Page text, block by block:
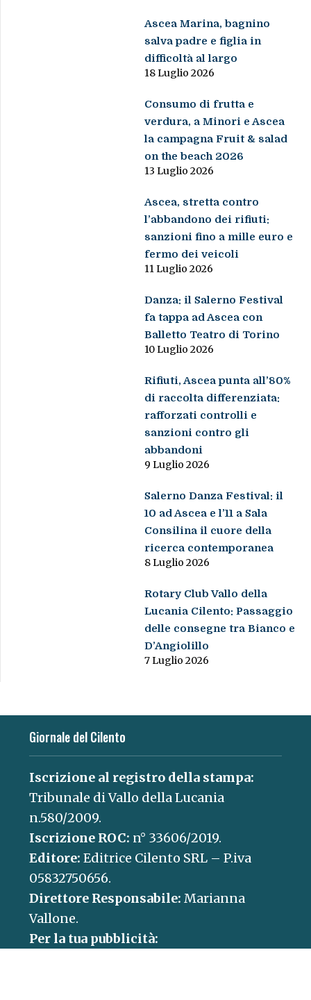
Ascea Marina, bagnino
salva padre e figlia in
difficoltà al largo
18 Luglio 2026
Consumo di frutta e
verdura, a Minori e Ascea
la campagna Fruit & salad
on the beach 2026
13 Luglio 2026
Ascea, stretta contro
l’abbandono dei rifiuti:
sanzioni fino a mille euro e
fermo dei veicoli
11 Luglio 2026
Danza: il Salerno Festival
fa tappa ad Ascea con
Balletto Teatro di Torino
10 Luglio 2026
Rifiuti, Ascea punta all’80%
di raccolta differenziata:
rafforzati controlli e
sanzioni contro gli
abbandoni
9 Luglio 2026
Salerno Danza Festival: il
10 ad Ascea e l’11 a Sala
Consilina il cuore della
ricerca contemporanea
8 Luglio 2026
Rotary Club Vallo della
Lucania Cilento: Passaggio
delle consegne tra Bianco e
D’Angiolillo
7 Luglio 2026
Giornale del Cilento
Iscrizione al registro della stampa:
Tribunale di Vallo della Lucania
n.580/2009.
Iscrizione ROC: n° 33606/2019.
Editore: Editrice Cilento SRL – P.iva
05832750656.
Direttore Responsabile: Marianna
Vallone.
Per la tua pubblicità: